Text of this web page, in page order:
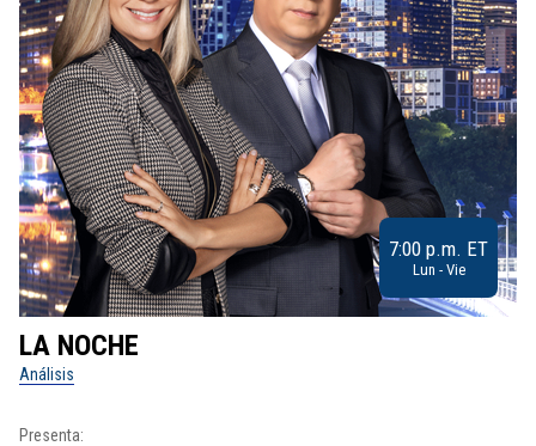
7:00 p.m. ET
Lun - Vie
LA NOCHE
Análisis
Presenta: